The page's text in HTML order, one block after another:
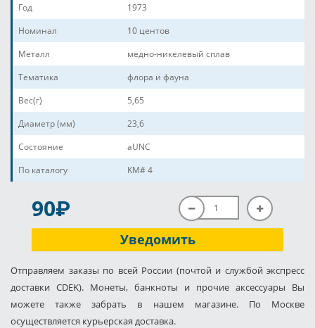
Год
1973
Номинал
10 центов
Металл
медно-никелевый сплав
Тематика
флора и фауна
Вес(г)
5,65
Диаметр (мм)
23,6
Состояние
aUNC
По каталогу
KM# 4
90P
Уведомить
Отправляем заказы по всей России (почтой и службой экспресс
доставки CDEK). Монеты, банкноты и прочие аксессуары Вы
можете также забрать в нашем магазине. По Москве
осуществляется курьерская доставка.